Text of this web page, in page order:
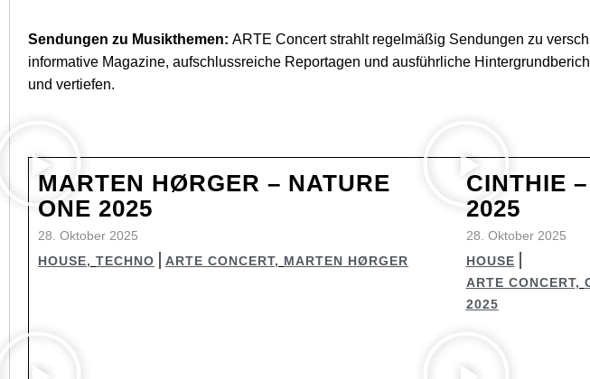
Sendungen zu Musikthemen: ARTE Concert strahlt regelmäßig Sendungen zu
informative Magazine, aufschlussreiche Reportagen und ausführliche
und vertiefen.
MARTEN HØRGER – NATURE
ONE 2025
28. Oktober 2025
HOUSE, TECHNO ARTE CONCERT, MARTEN HØRGER
CINTHIE
2025
28. Oktober 2025
HOUSE
ARTE CONCERT,
2025